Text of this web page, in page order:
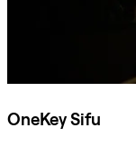
OneKey Sifu